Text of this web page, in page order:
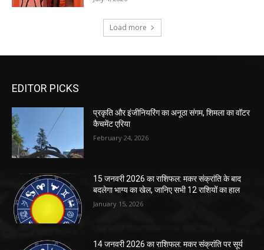
EDITOR PICKS
प्रकृति और इंजीनियरिंग का अनूठा संगम, शिमला का वॉटर
कैचमेंट एरिया
February 24, 2026
15 जनवरी 2026 का राशिफल: मकर संक्रांति के बाद
बदलेगा भाग्य का खेल, जानिए सभी 12 राशियों का हाल
January 15, 2026
14 जनवरी 2026 का राशिफल: मकर संक्रांति पर सूर्य